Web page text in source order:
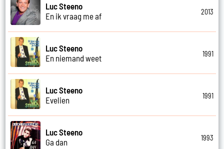
Luc Steeno
En ik vraag me af
2013
Luc Steeno
En niemand weet
1991
Luc Steeno
Evelien
1991
Luc Steeno
Ga dan
1993